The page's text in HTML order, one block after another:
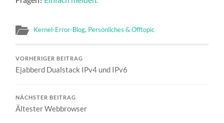
Kernel-Error-Blog, Persönliches & Offtopic
VORHERIGER BEITRAG
Ejabberd Dualstack IPv4 und IPv6
NÄCHSTER BEITRAG
Ältester Webbrowser